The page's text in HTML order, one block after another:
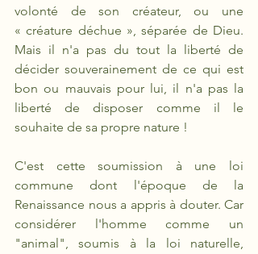
volonté de son créateur, ou une
« créature déchue », séparée de Dieu.
Mais il n'a pas du tout la liberté de
décider souverainement de ce qui est
bon ou mauvais pour lui, il n'a pas la
liberté de disposer comme il le
souhaite de sa propre nature !
C'est cette soumission à une loi
commune dont l'époque de la
Renaissance nous a appris à douter. Car
considérer l'homme comme un
"animal", soumis à la loi naturelle,